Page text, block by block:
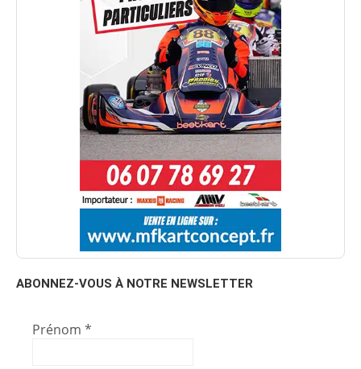
ABONNEZ-VOUS À NOTRE NEWSLETTER
Prénom *